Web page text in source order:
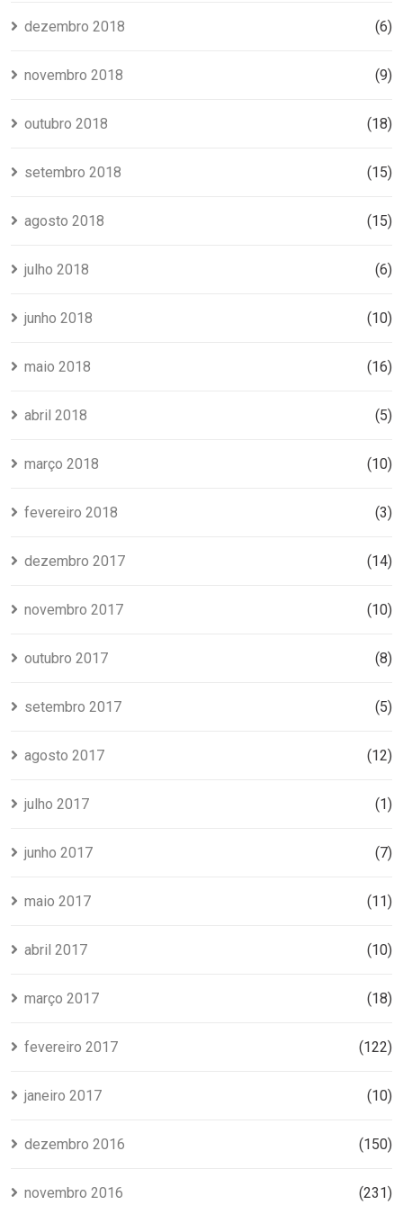
dezembro 2018 (6)
novembro 2018 (9)
outubro 2018 (18)
setembro 2018 (15)
agosto 2018 (15)
julho 2018 (6)
junho 2018 (10)
maio 2018 (16)
abril 2018 (5)
março 2018 (10)
fevereiro 2018 (3)
dezembro 2017 (14)
novembro 2017 (10)
outubro 2017 (8)
setembro 2017 (5)
agosto 2017 (12)
julho 2017 (1)
junho 2017 (7)
maio 2017 (11)
abril 2017 (10)
março 2017 (18)
fevereiro 2017 (122)
janeiro 2017 (10)
dezembro 2016 (150)
novembro 2016 (231)